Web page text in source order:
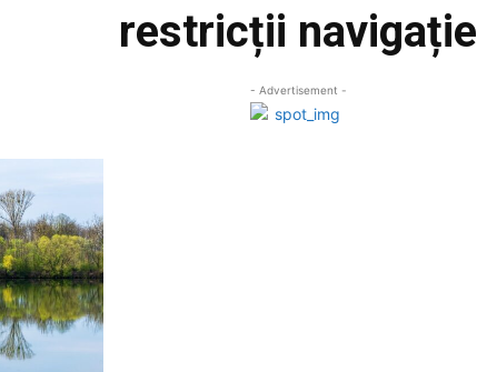
restricții navigație
- Advertisement -